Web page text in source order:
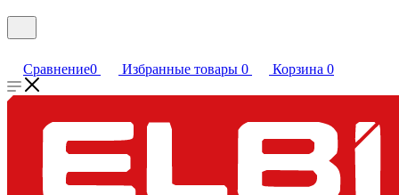
Сравнение0 Избранные товары 0 Корзина 0